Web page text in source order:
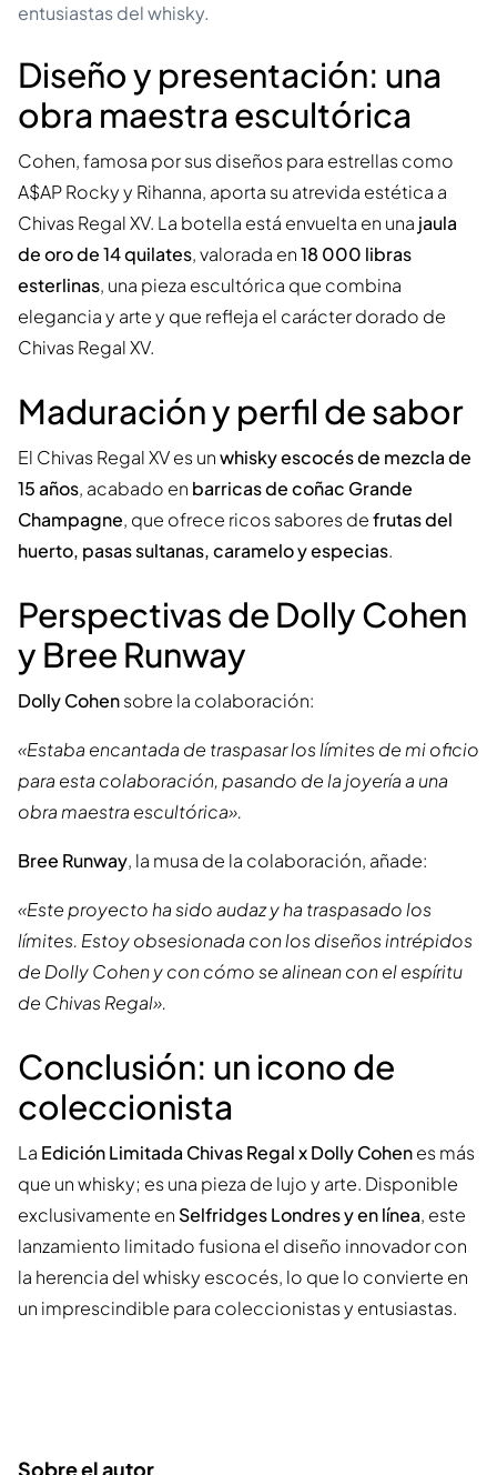
entusiastas del whisky.
Diseño y presentación: una
obra maestra escultórica
Cohen, famosa por sus diseños para estrellas como
A$AP Rocky y Rihanna, aporta su atrevida estética a
Chivas Regal XV. La botella está envuelta en una jaula
de oro de 14 quilates, valorada en18 000 libras
esterlinas, una pieza escultórica que combina
elegancia y arte y que refleja el carácter dorado de
Chivas Regal XV.
Maduración y perfil de sabor
El Chivas Regal XV es unwhisky escocés de mezcla de
15 años, acabado en barricas de coñac Grande
Champagne, que ofrece ricos sabores defrutas del
huerto, pasas sultanas, caramelo y especias.
Perspectivas de Dolly Cohen
y Bree Runway
Dolly Cohensobre la colaboración:
«Estaba encantada de traspasar los límites de mi oficio
para esta colaboración, pasando de la joyería a una
obra maestra escultórica».
Bree Runway, la musa de la colaboración, añade:
«Este proyecto ha sido audaz y ha traspasado los
límites. Estoy obsesionada con los diseños intrépidos
de Dolly Cohen y con cómo se alinean con el espíritu
de Chivas Regal».
Conclusión: un icono de
coleccionista
La Edición Limitada Chivas Regal x Dolly Cohenes más
que un whisky; es una pieza de lujo y arte. Disponible
exclusivamente en Selfridges Londres y en línea, este
lanzamiento limitado fusiona el diseño innovador con
la herencia del whisky escocés, lo que lo convierte en
un imprescindible para coleccionistas y entusiastas.
Sobre el autor